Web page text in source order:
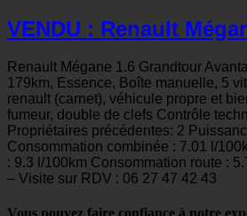
VENDU : Renault
Renault Mégane 1.6 Grandtour
179km, Essence, Boîte manuelle, 5
renault (carnet), véhicule propre et
fumeur, double de clefs Contrôle
Propriétaires précédentes: 2
Consommation combinée : 7.01 l/
: 9.3 l/100km Consommation route :
– Visite sur RDV : 06 27 47 42 43